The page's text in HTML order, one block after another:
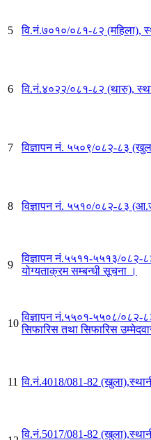
5 वि.नं.७०१०/०८१-८२ (महिला),
6 वि.नं.४०२२/०८१-८२ (थारु),
7 विज्ञापन नं. ५५०९/०८२-८३
8 विज्ञापन नं. ५५१०/०८२-८३
9
विज्ञापन नं.५५११-५५१३/०८२-
योग्यताक्रम सम्बन्धी सूचना ।
10
विज्ञापन नं.५५०१-५५०८/०८२-
सिफारिस तथा सिफारिस
11 वि.नं.4018/081-82
वि.नं.5017/081-82